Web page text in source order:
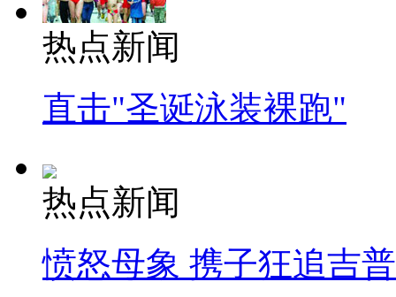
热点新闻
直击"圣诞泳装裸跑"
热点新闻
愤怒母象 携子狂追吉